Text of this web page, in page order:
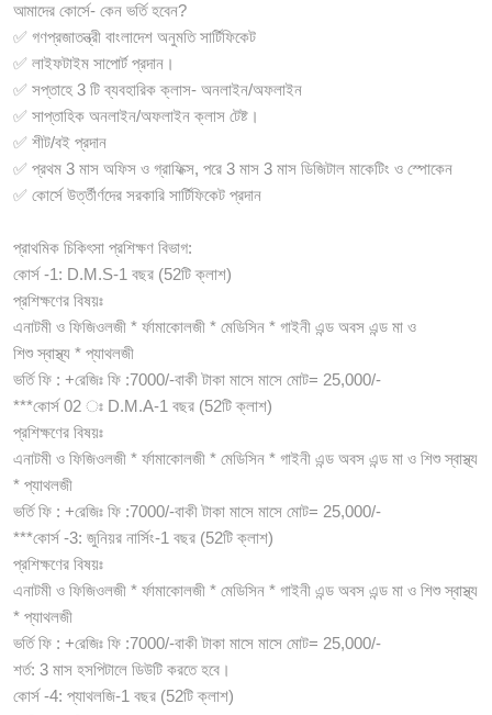
আমাদের কোর্সে- কেন ভর্তি হবেন?
✅ গণপ্রজাতন্ত্রী বাংলাদেশ অনুমতি সার্টিফিকেট
✅ লাইফটাইম সাপোর্ট প্রদান।
✅ সপ্তাহে 3 টি ব্যবহারিক ক্লাস- অনলাইন/অফলাইন
✅ সাপ্তাহিক অনলাইন/অফলাইন ক্লাস টেষ্ট।
✅ শীট/বই প্রদান
✅ প্রথম 3 মাস অফিস ও গ্রাফিক্স, পরে 3 মাস 3 মাস ডিজিটাল মাকেটিং ও স্পোকেন
✅ কোর্সে উর্ত্তীর্ণদের সরকারি সার্টিফিকেট প্রদান
প্রাথমিক চিকিৎসা প্রশিক্ষণ বিভাগ:
কোর্স -1: D.M.S-1 বছর (52টি ক্লাশ)
প্রশিক্ষণের বিষয়ঃ
এনাটমী ও ফিজিওলজী * র্ফামাকোলজী * মেডিসিন * গাইনী এন্ড অবস এন্ড মা ও
শিশু স্বাস্থ্য * প্যাথলজী
ভর্তি ফি : +রেজিঃ ফি :7000/-বাকী টাকা মাসে মাসে মোট= 25,000/-
***কোর্স 02 ঃ D.M.A-1 বছর (52টি ক্লাশ)
প্রশিক্ষণের বিষয়ঃ
এনাটমী ও ফিজিওলজী * র্ফামাকোলজী * মেডিসিন * গাইনী এন্ড অবস এন্ড মা ও শিশু স্বাস্থ্য
* প্যাথলজী
ভর্তি ফি : +রেজিঃ ফি :7000/-বাকী টাকা মাসে মাসে মোট= 25,000/-
***কোর্স -3: জুনিয়র নার্সিং-1 বছর (52টি ক্লাশ)
প্রশিক্ষণের বিষয়ঃ
এনাটমী ও ফিজিওলজী * র্ফামাকোলজী * মেডিসিন * গাইনী এন্ড অবস এন্ড মা ও শিশু স্বাস্থ্য
* প্যাথলজী
ভর্তি ফি : +রেজিঃ ফি :7000/-বাকী টাকা মাসে মাসে মোট= 25,000/-
শর্ত: 3 মাস হসপিটালে ডিউটি করতে হবে।
কোর্স -4: প্যাথলজি-1 বছর (52টি ক্লাশ)